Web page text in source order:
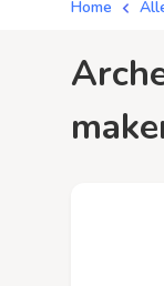
Home
archeon vuursteen maken / aanbiedingen - Plaats je bod op archeon vuursteen